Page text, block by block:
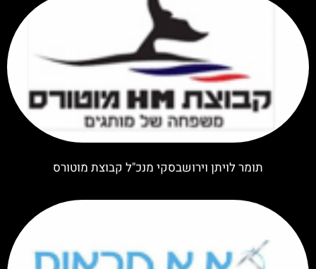
תומר לויתן וירושבסקי מנכ"ל קבוצת מוטורס